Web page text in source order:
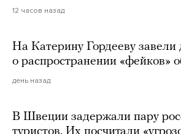
12 часов назад
На Катерину Гордееву завели
о распространении «фейков»
день назад
В Швеции задержали пару